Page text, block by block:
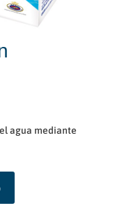
agua mediante